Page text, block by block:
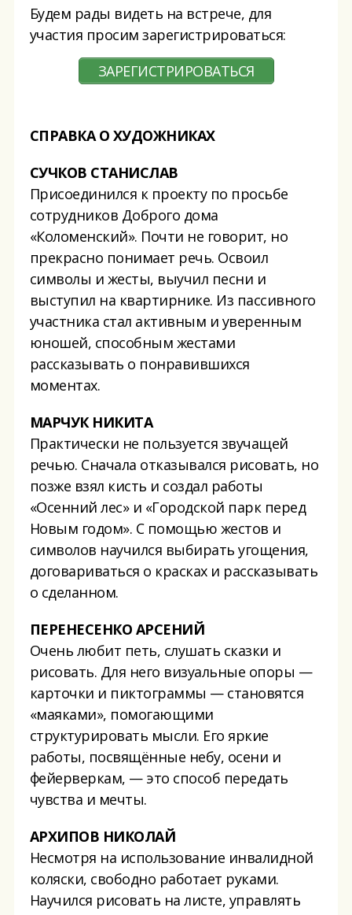
Будем рады видеть на встрече, для
участия просим зарегистрироваться:
ЗАРЕГИСТРИРОВАТЬСЯ
СПРАВКА О ХУДОЖНИКАХ
СУЧКОВ СТАНИСЛАВ
Присоединился к проекту по просьбе
сотрудников Доброго дома
«Коломенский». Почти не говорит, но
прекрасно понимает речь. Освоил
символы и жесты, выучил песни и
выступил на квартирнике. Из пассивного
участника стал активным и уверенным
юношей, способным жестами
рассказывать о понравившихся
моментах.
МАРЧУК НИКИТА
Практически не пользуется звучащей
речью. Сначала отказывался рисовать, но
позже взял кисть и создал работы
«Осенний лес» и «Городской парк перед
Новым годом». С помощью жестов и
символов научился выбирать угощения,
договариваться о красках и рассказывать
о сделанном.
ПЕРЕНЕСЕНКО АРСЕНИЙ
Очень любит петь, слушать сказки и
рисовать. Для него визуальные опоры —
карточки и пиктограммы — становятся
«маяками», помогающими
структурировать мысли. Его яркие
работы, посвящённые небу, осени и
фейерверкам, — это способ передать
чувства и мечты.
АРХИПОВ НИКОЛАЙ
Несмотря на использование инвалидной
коляски, свободно работает руками.
Научился рисовать на листе, управлять